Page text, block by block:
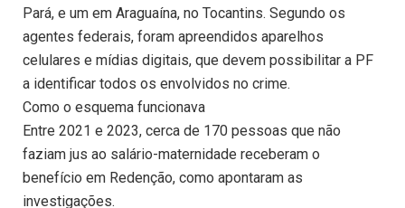
Pará, e um em Araguaína, no Tocantins. Segundo os
agentes federais, foram apreendidos aparelhos
celulares e mídias digitais, que devem possibilitar a PF
a identificar todos os envolvidos no crime.
Como o esquema funcionava
Entre 2021 e 2023, cerca de 170 pessoas que não
faziam jus ao salário-maternidade receberam o
benefício em Redenção, como apontaram as
investigações.